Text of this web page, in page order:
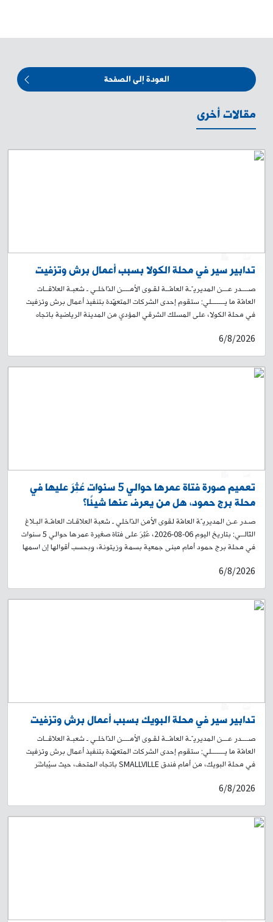
مقالات أخرى
العودة إلى الصفحة
تدابير سير في محلة الكولا بسبب أعمال برش وتزفيت
صــــدر عـــن المديريـّـة العامّــة لقـوى الأمــــن الدّاخلـي ـ شعبـة العلاقــات
العامّة ما يـــــــلي: ستقوم إحدى الشركات المتعهّدة بتنفيذ أعمال برش وتزفيت
في محلة الكولا، على المسلك الشرقي المؤدي من المدينة الرياضية باتجاه
البستاني صعودًا لغاية حلويات الداعوق. سيُباشَر بالأعمال اعتبارًا من الساعة
19:00 من تاريخ اليوم 6-8-2026، ولغاية الساعة 19:00 من تاريخ 9-8-2026.
وسيؤدي ذلك إلى منع المرور في المكان، وتحويل السير القادم من المدينة
الرياضية باتجاه الكولا الشرقية إلى شارع محمد خرمة، وصولًا إلى شارع الجامعة
6/8/2026
تعميم صورة فتاة عمرها حوالي 5 سنوات عُثِرَ عليها في
محلة برج حمود، هل من يعرف عنها شيئًا؟
صـدر عـن المديريـّة العامّة لقوى الأمن الدّاخلي ـ شعبة العلاقـات العامّـة البـلاغ
التّالــي: بتاريخ اليوم 06-08-2026، عُثِرَ على فتاة صغيرة عمرها حوالي 5 سنوات
في محلة برج حمود أمام مبنى جمعية بسمة وزيتونة، وبحسب أقوالها إن اسمها
سكان محلة طريق المطار. لذلك، وبناءً على إشارة القضاء المختص، تُعمِّم
المديرية العامة لقوى الأمن الداخلي صورتها، وتطلب من الذين لديهم أي
معلومات عنها أو عن عائلتها، إبلاغ ذويها الحضور إلى فصيلة برج حمود في وحدة
6/8/2026
تدابير سير في محلة البويك بسبب أعمال برش وتزفيت
صــــدر عـــن المديريـّـة العامّــة لقـوى الأمــــن الدّاخلـي ـ شعبـة العلاقــات
العامّة ما يـــــــلي: ستقوم إحدى الشركات المتعهّدة بتنفيذ أعمال برش وتزفيت
في محلة البويك، من أمام فندق SMALLVILLE باتجاه المتحف، حيث سيُباشَر
من الساعة 8:30 صباحًا بتاريخ 09-08-2026 لغاية الساعة 17:30 من التاريخ
ذاته. وستؤدي هذه الأشغال إلى منع المرور في المكان، وتحويل السير من تقاطع
البويك باتجاه بيت المحامي، ومن تقاطع المتحف باتجاه مستديرة العدلية. لذلك،
6/8/2026